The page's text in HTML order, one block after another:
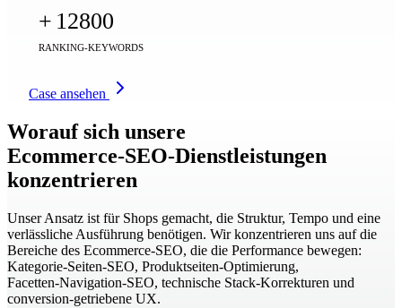
+ 12800
RANKING-KEYWORDS
Case ansehen
Worauf sich unsere
Ecommerce‑SEO‑Dienstleistungen
konzentrieren
Unser Ansatz ist für Shops gemacht, die Struktur, Tempo und eine
verlässliche Ausführung benötigen. Wir konzentrieren uns auf die
Bereiche des Ecommerce‑SEO, die die Performance bewegen:
Kategorie‑Seiten‑SEO, Produktseiten‑Optimierung,
Facetten‑Navigation‑SEO, technische Stack‑Korrekturen und
conversion‑getriebene UX.